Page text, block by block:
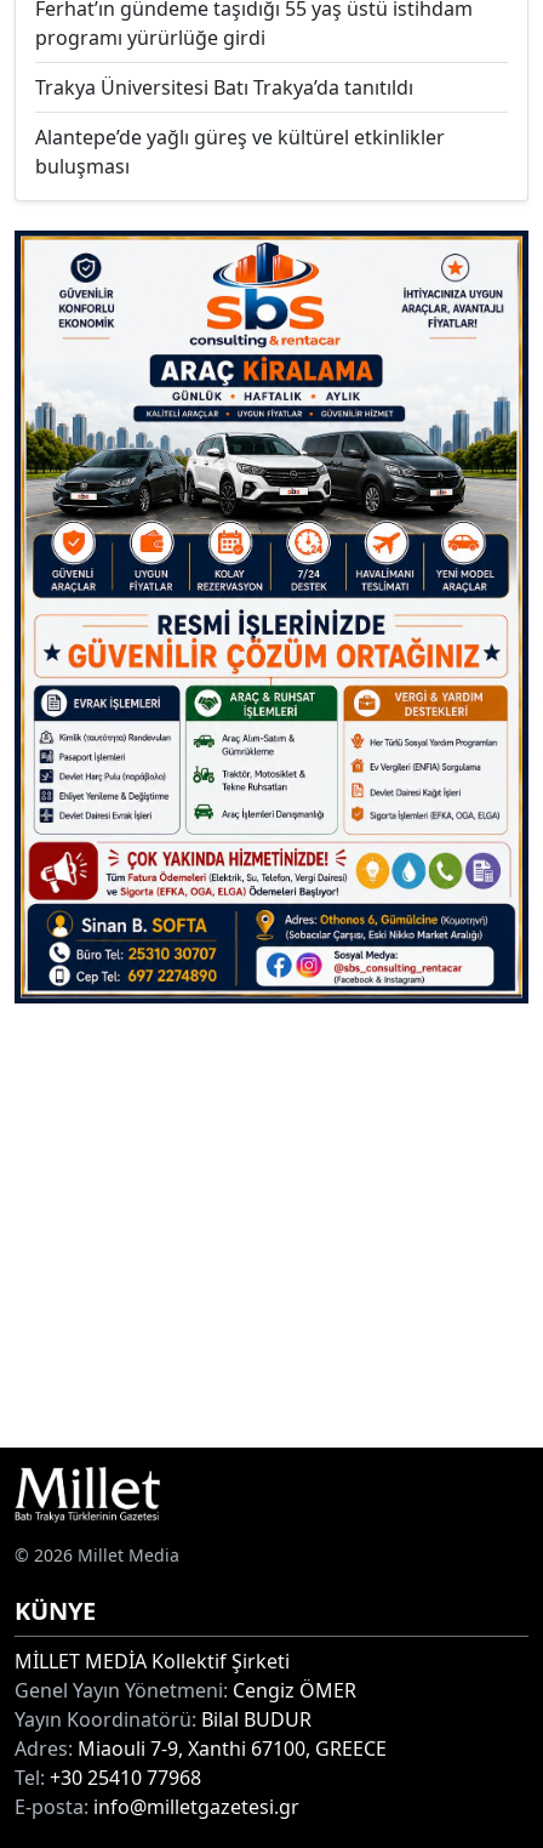
Ferhat’ın gündeme taşıdığı 55 yaş üstü istihdam
programı yürürlüğe girdi
Trakya Üniversitesi Batı Trakya’da tanıtıldı
Alantepe’de yağlı güreş ve kültürel etkinlikler
buluşması
© 2026 Millet Media
KÜNYE
MİLLET MEDİA Kollektif Şirketi
Genel Yayın Yönetmeni: Cengiz ÖMER
Yayın Koordinatörü: Bilal BUDUR
Adres: Miaouli 7-9, Xanthi 67100, GREECE
Tel: +30 25410 77968
E-posta: info@milletgazetesi.gr